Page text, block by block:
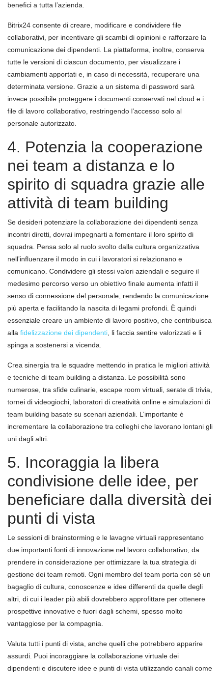
benefici a tutta l’azienda.
Bitrix24 consente di creare, modificare e condividere file
collaborativi, per incentivare gli scambi di opinioni e rafforzare la
comunicazione dei dipendenti. La piattaforma, inoltre, conserva
tutte le versioni di ciascun documento, per visualizzare i
cambiamenti apportati e, in caso di necessità, recuperare una
determinata versione. Grazie a un sistema di password sarà
invece possibile proteggere i documenti conservati nel cloud e i
file di lavoro collaborativo, restringendo l’accesso solo al
personale autorizzato.
4. Potenzia la cooperazione
nei team a distanza e lo
spirito di squadra grazie alle
attività di team building
Se desideri potenziare la collaborazione dei dipendenti senza
incontri diretti, dovrai impegnarti a fomentare il loro spirito di
squadra. Pensa solo al ruolo svolto dalla cultura organizzativa
nell’influenzare il modo in cui i lavoratori si relazionano e
comunicano. Condividere gli stessi valori aziendali e seguire il
medesimo percorso verso un obiettivo finale aumenta infatti il
senso di connessione del personale, rendendo la comunicazione
più aperta e facilitando la nascita di legami profondi. È quindi
essenziale creare un ambiente di lavoro positivo, che contribuisca
alla fidelizzazione dei dipendenti , li faccia sentire valorizzati e li
spinga a sostenersi a vicenda.
Crea sinergia tra le squadre mettendo in pratica le migliori attività
e tecniche di team building a distanza. Le possibilità sono
numerose, tra sfide culinarie, escape room virtuali, serate di trivia,
tornei di videogiochi, laboratori di creatività online e simulazioni di
team building basate su scenari aziendali. L’importante è
incrementare la collaborazione tra colleghi che lavorano lontani gli
uni dagli altri.
5. Incoraggia la libera
condivisione delle idee, per
beneficiare dalla diversità dei
punti di vista
Le sessioni di brainstorming e le lavagne virtuali rappresentano
due importanti fonti di innovazione nel lavoro collaborativo, da
prendere in considerazione per ottimizzare la tua strategia di
gestione dei team remoti. Ogni membro del team porta con sé un
bagaglio di cultura, conoscenze e idee differenti da quelle degli
altri, di cui i leader più abili dovrebbero approfittare per ottenere
prospettive innovative e fuori dagli schemi, spesso molto
vantaggiose per la compagnia.
Valuta tutti i punti di vista, anche quelli che potrebbero apparire
assurdi. Puoi incoraggiare la collaborazione virtuale dei
dipendenti e discutere idee e punti di vista utilizzando canali come